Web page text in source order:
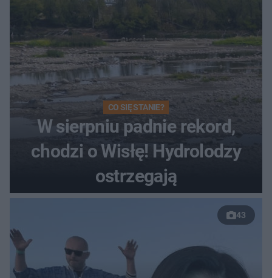
CO SIĘ STANIE?
W sierpniu padnie rekord,
chodzi o Wisłę! Hydrolodzy
ostrzegają
43